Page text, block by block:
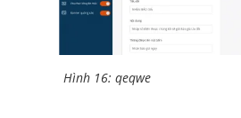
Hình 16: qeqwe